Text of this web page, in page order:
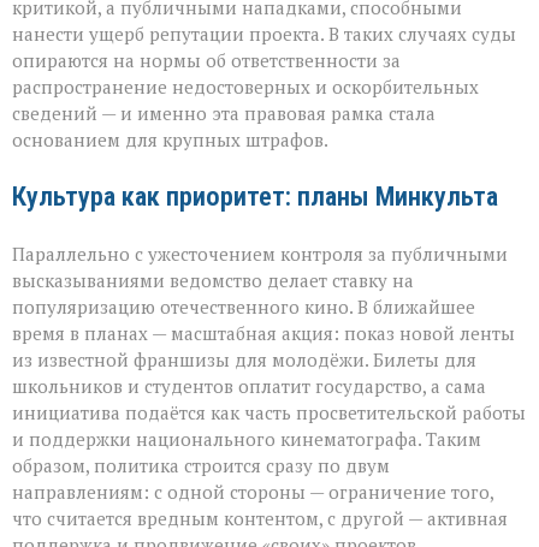
критикой, а публичными нападками, способными
нанести ущерб репутации проекта. В таких случаях суды
опираются на нормы об ответственности за
распространение недостоверных и оскорбительных
сведений — и именно эта правовая рамка стала
основанием для крупных штрафов.
Культура как приоритет: планы Минкульта
Параллельно с ужесточением контроля за публичными
высказываниями ведомство делает ставку на
популяризацию отечественного кино. В ближайшее
время в планах — масштабная акция: показ новой ленты
из известной франшизы для молодёжи. Билеты для
школьников и студентов оплатит государство, а сама
инициатива подаётся как часть просветительской работы
и поддержки национального кинематографа. Таким
образом, политика строится сразу по двум
направлениям: с одной стороны — ограничение того,
что считается вредным контентом, с другой — активная